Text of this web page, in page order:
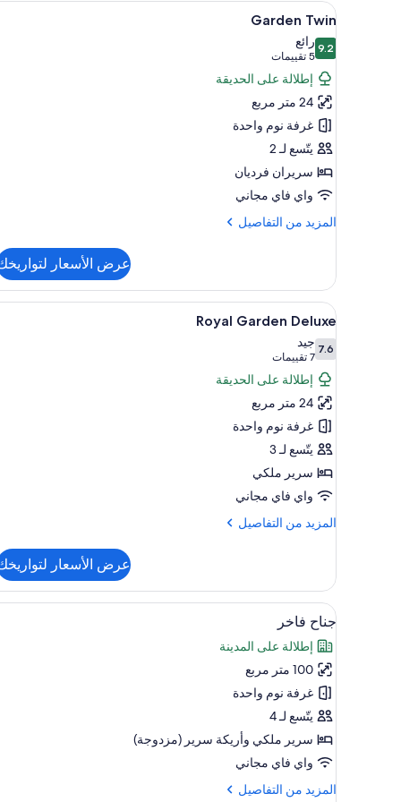
مزدوجة
استعراض
جميع
صور
Garden
Twin
أغطية فراش متميزة وألحفة
5
Garden Twin
9.29.2 من 10
رائع
5 تقييمات(5
تقييمات)
إطلالة على الحديقة
24 متر مربع
غرفة نوم واحدة
يتّسع لـ 2
سريران فرديان
واي فاي مجاني
المزيد من التفاصيل
المزيد
Garden
Twin
عرض الأسعار
استعراض
جميع
صور
Royal
Garden
Deluxe
أغطية فراش متميزة وألحفة
5
Royal Garden Deluxe
7.67.6 من 10
جيد
7 تقييمات(7
تقييمات)
إطلالة على الحديقة
24 متر مربع
غرفة نوم واحدة
يتّسع لـ 3
سرير ملكي
واي فاي مجاني
المزيد من التفاصيل
المزيد
Royal
Garden
Deluxe
عرض الأسعار
استعراض
جميع
صور
جناح
فاخر
أغطية فراش متميزة وألحفة
5
جناح فاخر
إطلالة على المدينة
100 متر مربع
غرفة نوم واحدة
يتّسع لـ 4
سرير ملكي‫‬ وأريكة سرير (مزدوجة)
واي فاي مجاني
المزيد من التفاصيل
المزيد